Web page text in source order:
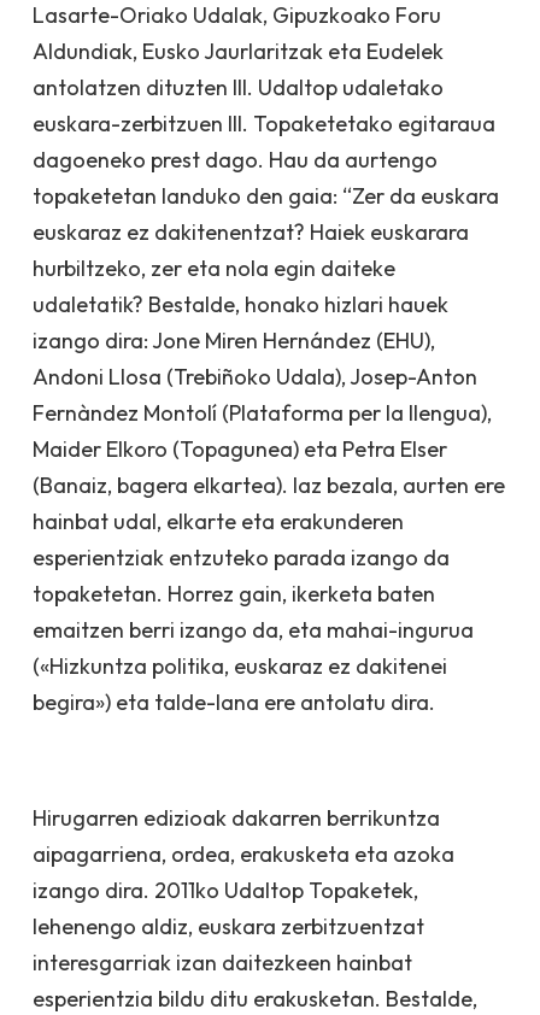
Lasarte-Oriako Udalak, Gipuzkoako Foru
Aldundiak, Eusko Jaurlaritzak eta Eudelek
antolatzen dituzten III. Udaltop udaletako
euskara-zerbitzuen III. Topaketetako egitaraua
dagoeneko prest dago. Hau da aurtengo
topaketetan landuko den gaia: “Zer da euskara
euskaraz ez dakitenentzat? Haiek euskarara
hurbiltzeko, zer eta nola egin daiteke
udaletatik? Bestalde, honako hizlari hauek
izango dira: Jone Miren Hernández (EHU),
Andoni Llosa (Trebiñoko Udala), Josep-Anton
Fernàndez Montolí (Plataforma per la llengua),
Maider Elkoro (Topagunea) eta Petra Elser
(Banaiz, bagera elkartea). Iaz bezala, aurten ere
hainbat udal, elkarte eta erakunderen
esperientziak entzuteko parada izango da
topaketetan. Horrez gain, ikerketa baten
emaitzen berri izango da, eta mahai-ingurua
(«Hizkuntza politika, euskaraz ez dakitenei
begira») eta talde-lana ere antolatu dira.
Hirugarren edizioak dakarren berrikuntza
aipagarriena, ordea, erakusketa eta azoka
izango dira. 2011ko Udaltop Topaketek,
lehenengo aldiz, euskara zerbitzuentzat
interesgarriak izan daitezkeen hainbat
esperientzia bildu ditu erakusketan. Bestalde,